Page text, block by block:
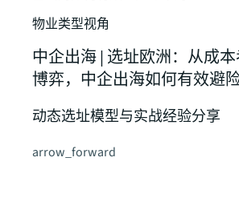
物业类型视角
中企出海 | 选址欧洲：从成
博弈，中企出海如何有效避
动态选址模型与实战经验分享
arrow_forward